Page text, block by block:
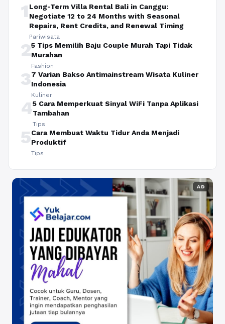
1 Long-Term Villa Rental Bali in Canggu:
Negotiate 12 to 24 Months with Seasonal
Repairs, Rent Credits, and Renewal Timing
Pariwisata
25 Tips Memilih Baju Couple Murah Tapi Tidak
Murahan
Fashion
37 Varian Bakso Antimainstream Wisata Kuliner
Indonesia
Kuliner
45 Cara Memperkuat Sinyal WiFi Tanpa Aplikasi
Tambahan
Tips
5Cara Membuat Waktu Tidur Anda Menjadi
Produktif
Tips
AD